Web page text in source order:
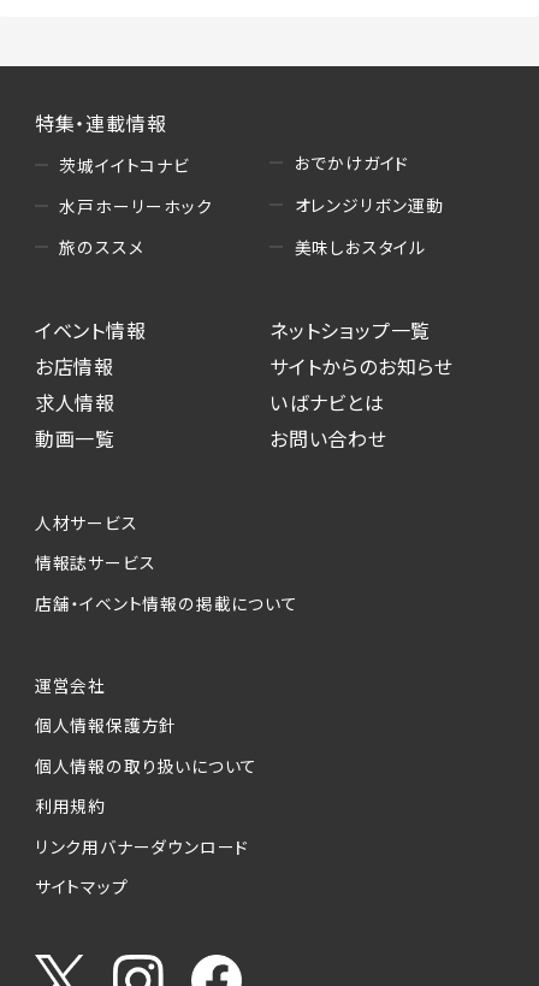
特集・連載情報
茨城イイトコナビ
水戸ホーリーホック
旅のススメ
おでかけガイド
オレンジリボン運動
美味しおスタイル
イベント情報
お店情報
求人情報
動画一覧
ネットショップ一覧
サイトからのお知らせ
いばナビとは
お問い合わせ
人材サービス
情報誌サービス
店舗・イベント情報の掲載について
運営会社
個人情報保護方針
個人情報の取り扱いについて
利用規約
リンク用バナーダウンロード
サイトマップ